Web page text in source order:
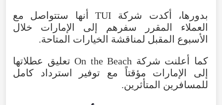
بدورها، أكدت شركة TUI أنها ستتواصل
مع
العملاء
المقرر سفرهم إلى الإمارات
خلال
الأسبوع المقبل لمناقشة الخيارات المتاحة.
كما
أعلنت شركة On the Beach تعليق عطلاتها
إلى
الإمارات مؤقتاً مع توفير استرداد
كامل
للمسافرين المتأثرين.